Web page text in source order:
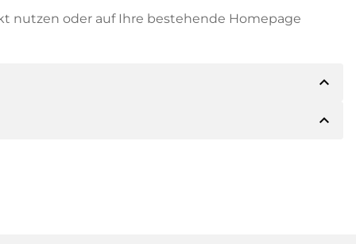
nutzen oder auf Ihre bestehende Homepage
expand_less
der Zahlung mitteilen. Der Inhaber wird Ihnen
expand_less